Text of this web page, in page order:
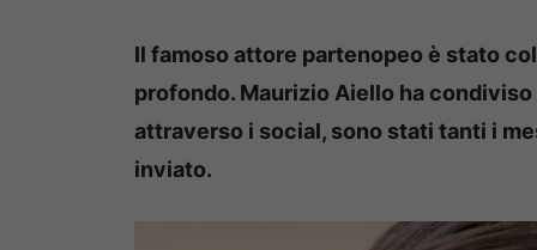
Il famoso attore partenopeo è stato
profondo. Maurizio Aiello ha
attraverso i social, sono stati tanti i
inviato.